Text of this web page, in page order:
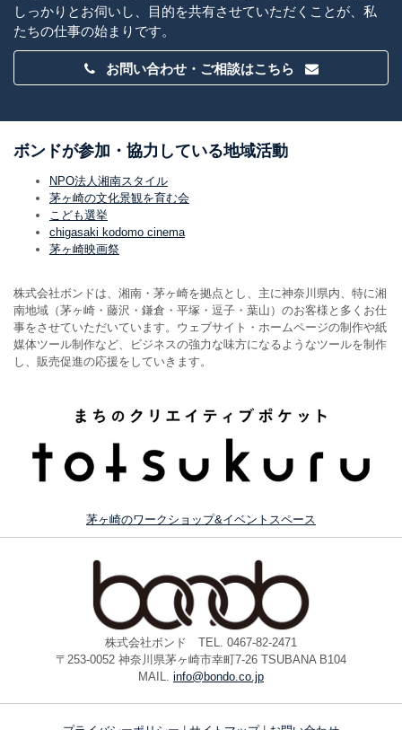
しっかりとお伺いし、目的を共有させていただくことが、私
たちの仕事の始まりです。
お問い合わせ・ご相談はこちら
ボンドが参加・協力している地域活動
NPO法人湘南スタイル
茅ヶ崎の文化景観を育む会
こども選挙
chigasaki kodomo cinema
茅ヶ崎映画祭
株式会社ボンドは、湘南・茅ヶ崎を拠点とし、主に神奈川県内、特に湘
南地域（茅ヶ崎・藤沢・鎌倉・平塚・逗子・葉山）のお客様と多くお仕
事をさせていただいています。ウェブサイト・ホームページの制作や紙
媒体ツール制作など、ビジネスの強力な味方になるようなツールを制作
し、販売促進の応援をしていきます。
茅ヶ崎のワークショップ&イベントスペース
株式会社ボンド TEL. 0467-82-2471
〒253-0052 神奈川県茅ヶ崎市幸町7-26 TSUBANA B104
MAIL. info@bondo.co.jp